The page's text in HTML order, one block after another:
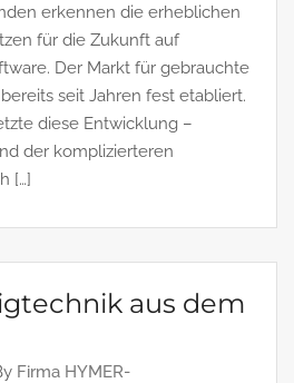
erkennen die erheblichen
für die Zukunft auf
Der Markt für gebrauchte
seit Jahren fest etabliert.
diese Entwicklung –
der komplizierteren
[…]
aus dem
Firma HYMER-